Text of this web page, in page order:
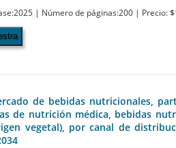
| Número de páginas:200 | Precio:
de bebidas nutricionales,
de nutrición médica, bebidas
vegetal), por canal de